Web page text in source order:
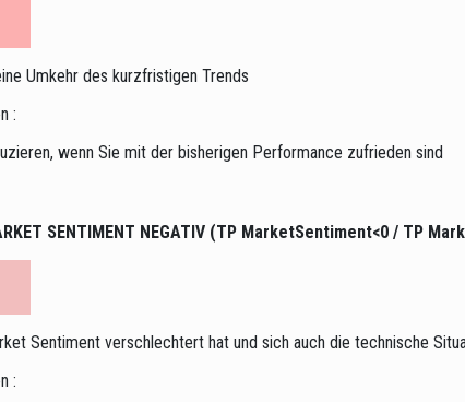
Umkehr des kurzfristigen Trends
:
wenn Sie mit der bisherigen Performance zufrieden sind
SENTIMENT NEGATIV (TP MarketSentiment<0 / TP
Sentiment verschlechtert hat und sich auch die technische
: